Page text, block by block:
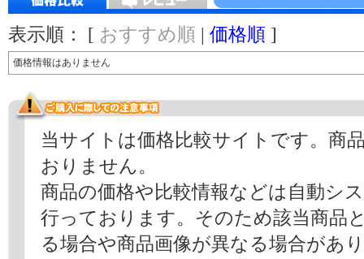
表示順： [ おすすめ順 | 価格順 ]
価格情報はありません
当サイトは価格比較サイトです。商
おりません。
商品の価格や比較情報などは自動シ
行っております。そのため該当商品
る場合や商品画像が異なる場合があ